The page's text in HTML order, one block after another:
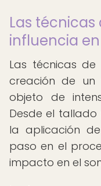
Las
influencia
Las técnicas
creación de un
objeto de
Desde el
la aplicación
paso en el
impacto en el